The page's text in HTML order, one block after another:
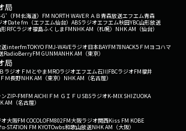
局
G'（FM北海道） FM NORTH WAVEＲＡＢ青森放送エフエム青森
オDate fm（エフエム仙台） ABSラジオエフエム秋田YBC山形放送
RFCラジオ福島ふくしまFMNHK AM（札幌） NHK AM（仙台）
送interfmTOKYO FMJ-WAVEラジオ日本BAYFM78NACK5 ＦＭヨコハマ
RadioBerryFM GUNMANHK AM（東京）
局
ラジオ ＦＭとやまMROラジオエフエム石川FBCラジオFM福井
ＦＭ長野NHK AM（東京） NHK AM（名古屋）
ンZIP-FMFM AICHI ＦＭ ＧＩＦＵ SBSラジオK-MIX SHIZUOKA
AM（名古屋）
オ大阪FM COCOLOFM802FM大阪ラジオ関西Kiss FM KOBE
α-STATION FM KYOTOwbs和歌山放送NHK AM（大阪）